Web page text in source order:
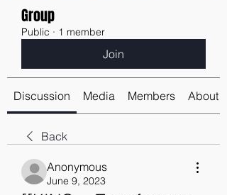
Group
Public · 1 member
Join
Discussion Media Members About
Back
Anonymous
June 9, 2023